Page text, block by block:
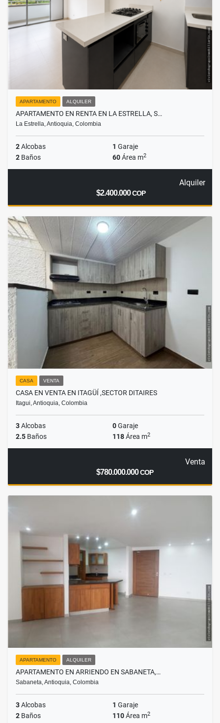
APARTAMENTO ALQUILER
APARTAMENTO EN RENTA EN LA ESTRELLA, S…
La Estrella, Antioquia, Colombia
2Alcobas 1 Garaje
2 Baños 60Área m2
Alquiler
$2.400.000COP
CASA VENTA
CASA EN VENTA EN ITAGÜÍ ,SECTOR DITAIRES
Itagui, Antioquia, Colombia
3Alcobas 0Garaje
2.5 Baños 118Área m2
Venta
$780.000.000COP
APARTAMENTO ALQUILER
APARTAMENTO EN ARRIENDO EN SABANETA,…
Sabaneta, Antioquia, Colombia
3Alcobas 1 Garaje
2 Baños 110Área m2